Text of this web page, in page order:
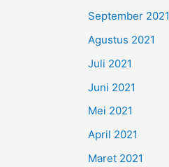
September 2021
Agustus 2021
Juli 2021
Juni 2021
Mei 2021
April 2021
Maret 2021